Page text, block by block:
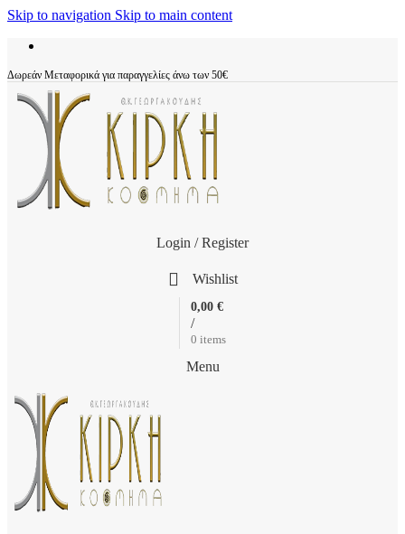
Skip to navigation Skip to main content
Δωρεάν Μεταφορικά για παραγγελίες άνω των 50€
Login / Register
Wishlist
0 items
/
0,00 €
Menu